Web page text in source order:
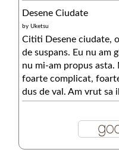
Desene Ciudate
byUketsu
Cititi Desene ciudate,
de suspans. Eu nu am
nu mi-am propus
foarte complicat,
dus de val. Am vrut sa